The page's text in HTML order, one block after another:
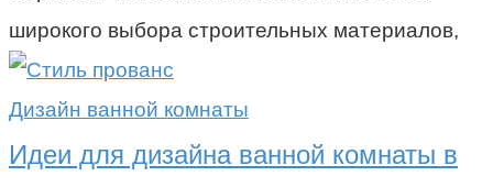
широкого выбора строительных материалов,
Дизайн ванной комнаты
Идеи для дизайна ванной комнаты в